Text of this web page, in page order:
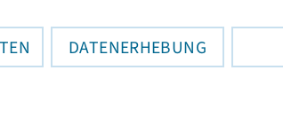
DATENERHEBUNG